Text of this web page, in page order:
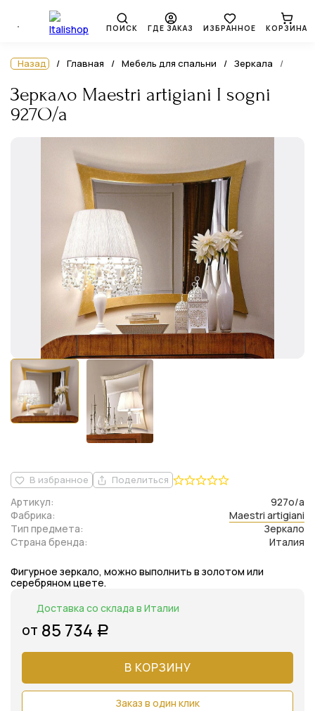
ПОИСК ГДЕ ЗАКАЗ ИЗБРАННОЕ КОРЗИНА
Назад Главная Мебель для спальни Зеркала
Зеркало Maestri artigiani I sogni
927O/a
В избранное Поделиться
Фабрика: Maestri artigiani
Артикул:
927o/a
Тип предмета:
Зеркало
Страна бренда:
Италия
Фигурное зеркало, можно выполнить в золотом или
серебряном цвете.
Доставка со склада в Италии
от 85 734 Р
В КОРЗИНУ
Заказ в один клик